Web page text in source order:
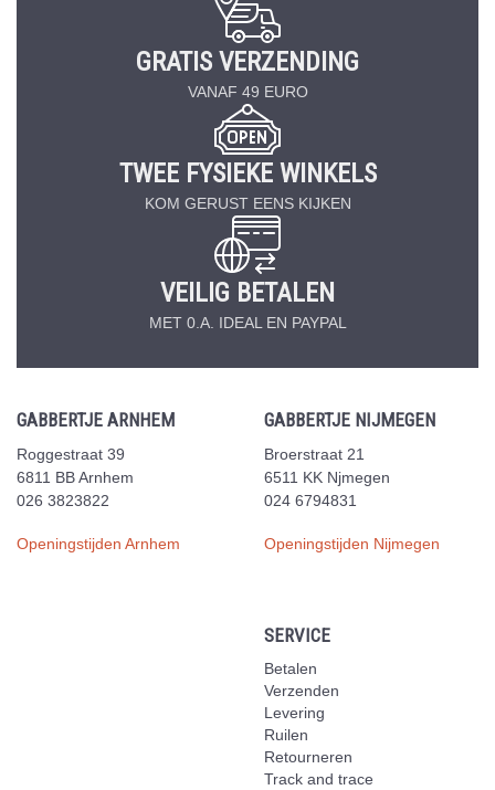
GRATIS VERZENDING
VANAF 49 EURO
TWEE FYSIEKE WINKELS
KOM GERUST EENS KIJKEN
VEILIG BETALEN
MET 0.A. IDEAL EN PAYPAL
GABBERTJE ARNHEM
Roggestraat 39
6811 BB Arnhem
026 3823822
Openingstijden Arnhem
GABBERTJE NIJMEGEN
Broerstraat 21
6511 KK Njmegen
024 6794831
Openingstijden Nijmegen
SERVICE
Betalen
Verzenden
Levering
Ruilen
Retourneren
Track and trace